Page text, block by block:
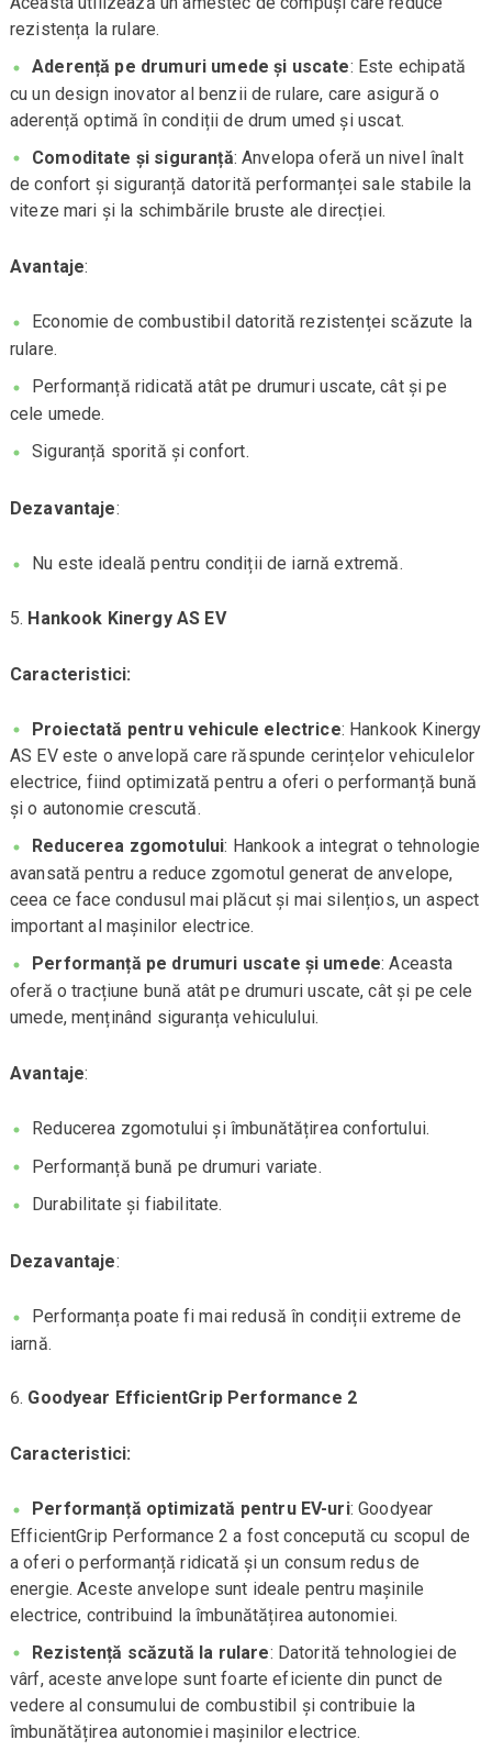
rezistența la rulare.
Aderență pe drumuri umede și uscate: Este echipată
cu un design inovator al benzii de rulare, care asigură o
aderență optimă în condiții de drum umed și uscat.
Comoditate și siguranță: Anvelopa oferă un nivel înalt
de confort și siguranță datorită performanței sale stabile la
viteze mari și la schimbările bruste ale direcției.
Avantaje:
Economie de combustibil datorită rezistenței scăzute la
rulare.
Performanță ridicată atât pe drumuri uscate, cât și pe
cele umede.
Siguranță sporită și confort.
Dezavantaje:
Nu este ideală pentru condiții de iarnă extremă.
Hankook Kinergy AS EV
Caracteristici:
Proiectată pentru vehicule electrice: Hankook Kinergy
AS EV este o anvelopă care răspunde cerințelor vehiculelor
electrice, fiind optimizată pentru a oferi o performanță bună
și o autonomie crescută.
Reducerea zgomotului: Hankook a integrat o tehnologie
avansată pentru a reduce zgomotul generat de anvelope,
ceea ce face condusul mai plăcut și mai silențios, un aspect
important al mașinilor electrice.
Performanță pe drumuri uscate și umede: Aceasta
oferă o tracțiune bună atât pe drumuri uscate, cât și pe cele
umede, menținând siguranța vehiculului.
Avantaje:
Reducerea zgomotului și îmbunătățirea confortului.
Performanță bună pe drumuri variate.
Durabilitate și fiabilitate.
Dezavantaje:
Performanța poate fi mai redusă în condiții extreme de
iarnă.
Goodyear EfficientGrip Performance 2
Caracteristici:
Performanță optimizată pentru EV-uri: Goodyear
EfficientGrip Performance 2 a fost concepută cu scopul de
a oferi o performanță ridicată și un consum redus de
energie. Aceste anvelope sunt ideale pentru mașinile
electrice, contribuind la îmbunătățirea autonomiei.
Rezistență scăzută la rulare: Datorită tehnologiei de
vârf, aceste anvelope sunt foarte eficiente din punct de
vedere al consumului de combustibil și contribuie la
îmbunătățirea autonomiei mașinilor electrice.